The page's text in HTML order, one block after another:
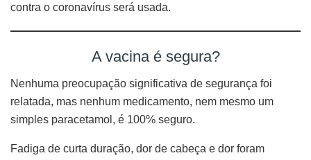
contra o coronavírus será usada.
A vacina é segura?
Nenhuma preocupação significativa de segurança foi
relatada, mas nenhum medicamento, nem mesmo um
simples paracetamol, é 100% seguro.
Fadiga de curta duração, dor de cabeça e dor foram